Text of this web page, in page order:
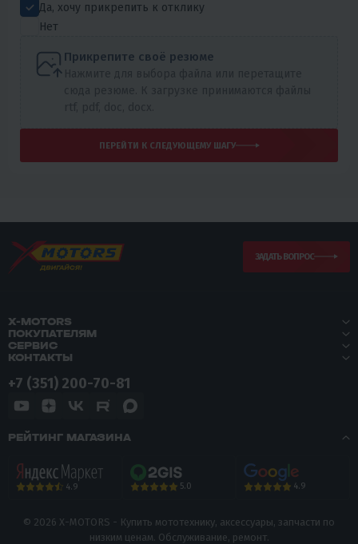
Да, хочу прикрепить к отклику
Нет
Прикрепите своё резюме
ПЕРЕЙТИ К СЛЕДУЮЩЕМУ ШАГУ
ЗАДАТЬ ВОПРОС
X-MOTORS
ПОКУПАТЕЛЯМ
СЕРВИС
КОНТАКТЫ
+7 (351) 200-70-81
РЕЙТИНГ МАГАЗИНА
4.9 5.0 4.9
© 2026 X-MOTORS - Купить мототехнику, аксессуары, запчасти по
низким ценам. Обслуживание, ремонт.